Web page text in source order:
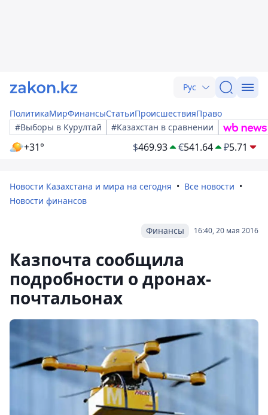
Рус
ПолитикаМирФинансыСтатьиПроисшествияПраво
#Выборы в Курултай
#Казахстан в сравнении
+31° $469.93 €541.64 ₽5.71
Новости Казахстана и мира на сегодня
Все новости
Новости финансов
16:40, 20 мая 2016
Финансы
Казпочта сообщила
подробности о дронах-
почтальонах